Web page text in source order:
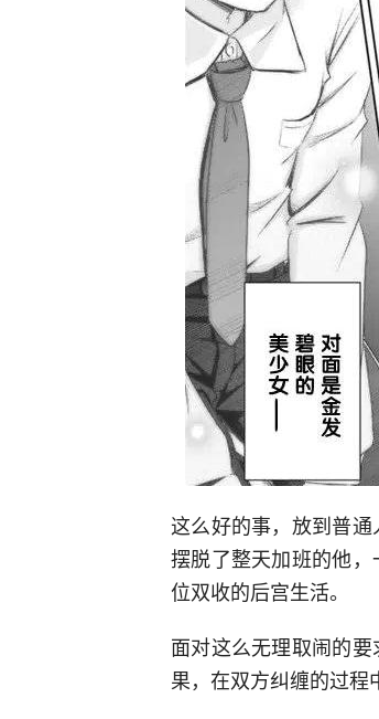
这么好的事，放到普
摆脱了整天加班的他
位双收的后宫生活。
面对这么无理取闹的
果，在双方纠缠的过程